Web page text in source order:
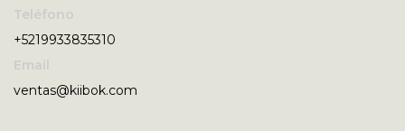
+5219933835310
ventas@kiibok.com